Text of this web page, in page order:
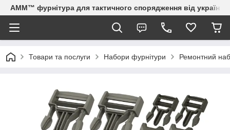
AMM™ фурнітура для тактичного спорядження від
Товари та послуги Набори фурнітури Ремонтний